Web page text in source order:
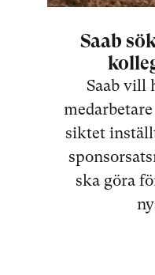
Saab
Saab vill
siktet
ska göra